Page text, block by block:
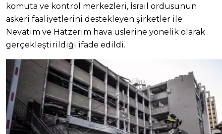
komuta ve kontrol merkezleri, İsrail ordusunun
askeri faaliyetlerini destekleyen şirketler ile
Nevatim ve Hatzerim hava üslerine yönelik olarak
gerçekleştirildiği ifade edildi.